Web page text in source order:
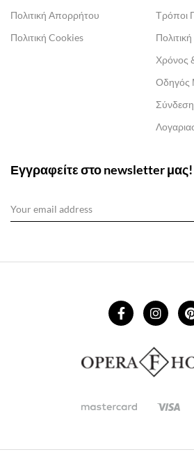
Πολιτική Απορρήτου
Πολιτική Cookies
Τρόποι
Χρόνος
Οδηγός
Σύνδεση
Εγγραφείτε στο newsletter μας!